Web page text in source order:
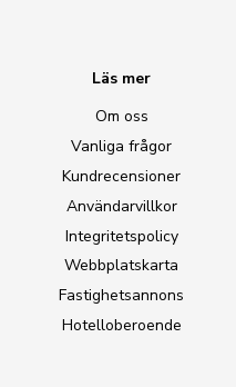
Läs mer
Om oss
Vanliga frågor
Kundrecensioner
Användarvillkor
Integritetspolicy
Webbplatskarta
Fastighetsannons
Hotelloberoende